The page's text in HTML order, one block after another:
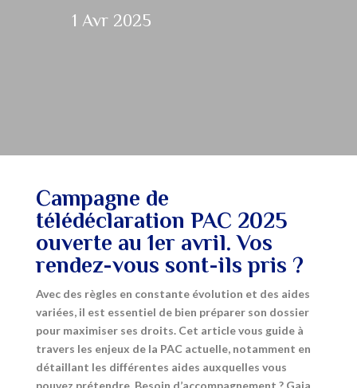
1 Avr 2025
Campagne de
télédéclaration PAC 2025
ouverte au 1er avril. Vos
rendez-vous sont-ils pris ?
Avec des règles en constante évolution et des aides
variées, il est essentiel de bien préparer son dossier
pour maximiser ses droits. Cet article vous guide à
travers les enjeux de la PAC actuelle, notamment en
détaillant les différentes aides auxquelles vous
pouvez prétendre. Besoin d’accompagnement ? Gaia